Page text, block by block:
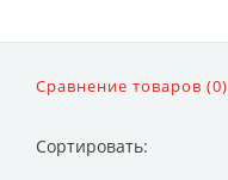
Сравнение товаров (0)
Сортировать: